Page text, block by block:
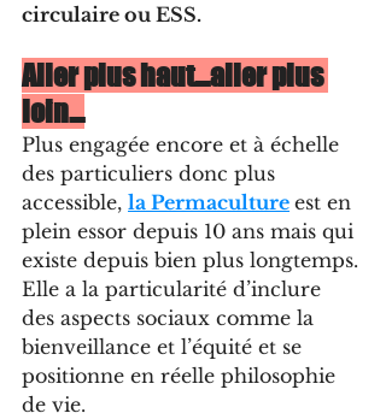
circulaire ou ESS.
Aller plus haut…aller plus
loin…
Plus engagée encore et à échelle
des particuliers donc plus
accessible, la Permaculture est en
plein essor depuis 10 ans mais qui
existe depuis bien plus longtemps.
Elle a la particularité d’inclure
des aspects sociaux comme la
bienveillance et l’équité et se
positionne en réelle philosophie
de vie.